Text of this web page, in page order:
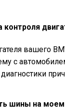
вашего
с
шины на